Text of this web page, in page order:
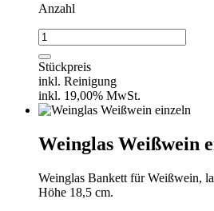
Anzahl
Weinglas
Weißwein
0,1l
Schott
Zwiesel
/
36
Stück
Stückpreis
inkl. Reinigung
inkl. 19,00% MwSt.
Weinglas Weißwein
Weinglas Bankett für Weißwein,
Höhe 18,5 cm.